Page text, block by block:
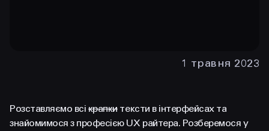
hello@prjctr.com
1 травня 2023
Розставляємо всікрапкитексти в інтерфейсах та
знайомимося з професією UX райтера. Розберемося у